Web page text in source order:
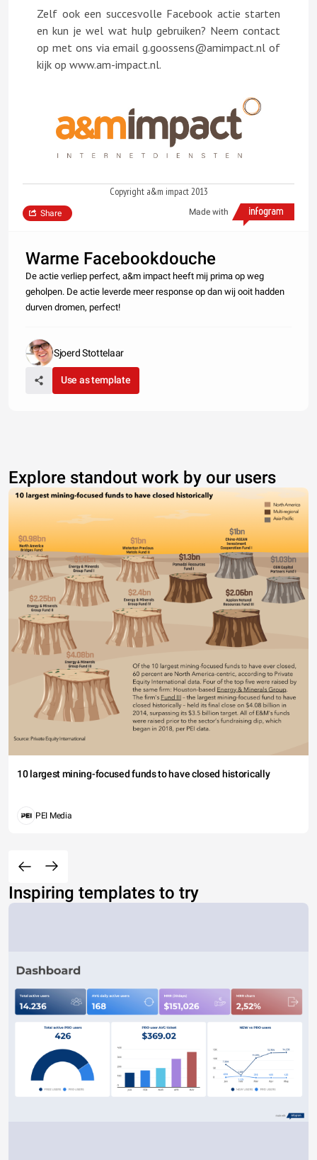
Zelf ook een succesvolle Facebook actie starten
en kun je wel wat hulp gebruiken? Neem contact
op met ons via email g.goossens@amimpact.nl of
kijk op www.am-impact.nl.
Copyright a&m impact 2013
Made with
Share
Warme Facebookdouche
De actie verliep perfect, a&m impact heeft mij prima op weg
geholpen. De actie leverde meer response op dan wij ooit hadden
durven dromen, perfect!
Sjoerd Stottelaar
Use as template
Explore standout work by our users
10 largest mining-focused funds to have closed historically
PEI Media
Inspiring templates to try